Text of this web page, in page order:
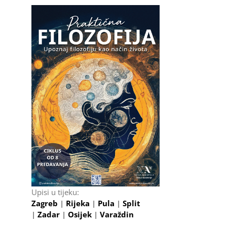
Upisi u tijeku:
Zagreb | Rijeka | Pula | Split
| Zadar | Osijek | Varaždin